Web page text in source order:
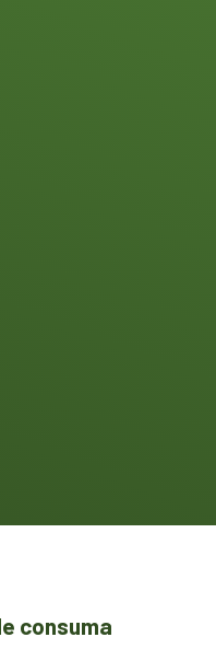
consuma